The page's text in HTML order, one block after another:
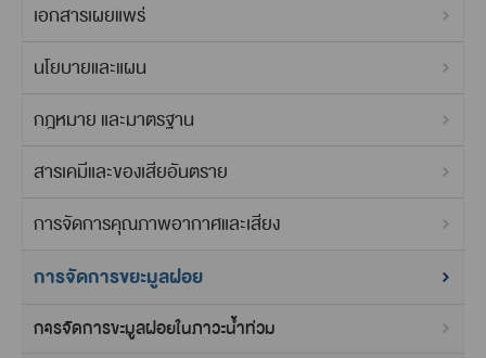
เอกสารเผยแพร่
นโยบายและแผน
กฎหมาย และมาตรฐาน
สารเคมีและของเสียอันตราย
การจัดการคุณภาพอากาศและเสียง
การจัดการขยะมูลฝอย
การจัดการขะมูลฝอยในภาวะน้ำท่วม